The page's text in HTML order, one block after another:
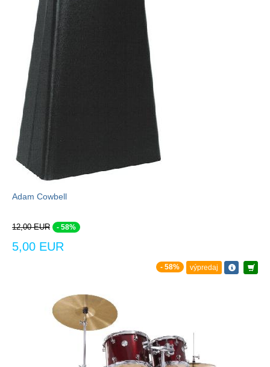
Adam Cowbell
12,00 EUR - 58%
5,00 EUR
- 58% výpredaj